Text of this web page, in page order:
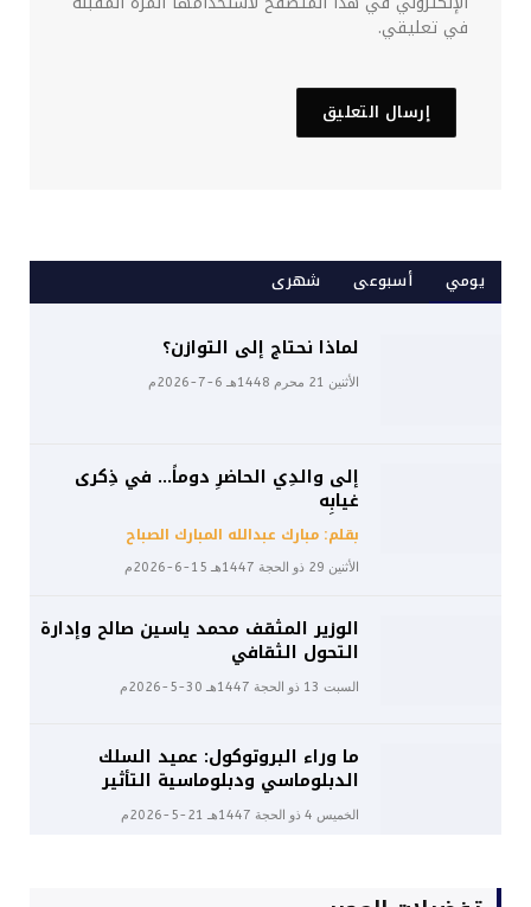
في تعليقي.
يومي أسبوعى شهرى
لماذا نحتاج إلى التوازن؟
الأثنين 21 محرم 1448هـ 6-7-2026م
إلى والدِي الحاضرِ دوماً… في ذِكرى
غيابِه
بقلم: مبارك عبدالله المبارك الصباح
الأثنين 29 ذو الحجة 1447هـ 15-6-2026م
الوزير المثقف محمد ياسين صالح وإدارة
التحول الثقافي
السبت 13 ذو الحجة 1447هـ 30-5-2026م
ما وراء البروتوكول: عميد السلك
الدبلوماسي ودبلوماسية التأثير
الخميس 4 ذو الحجة 1447هـ 21-5-2026م